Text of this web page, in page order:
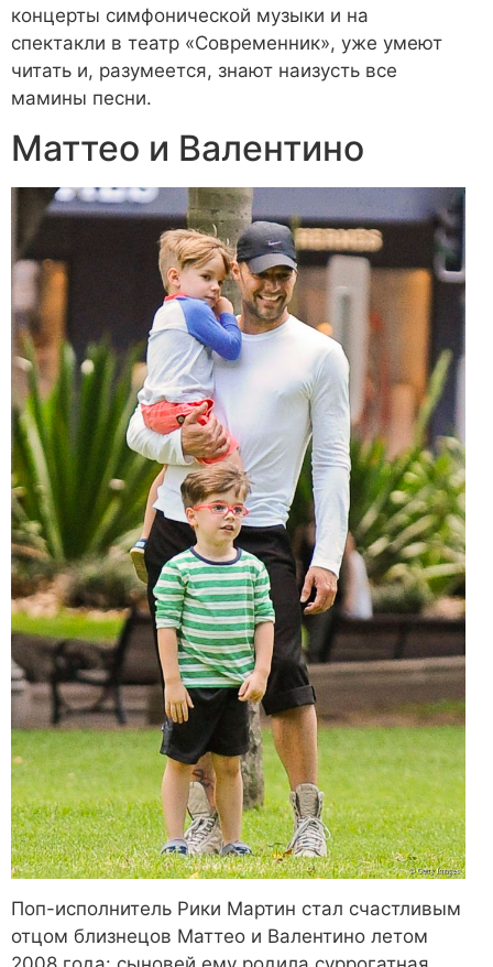
концерты симфонической музыки и на
спектакли в театр «Современник», уже умеют
читать и, разумеется, знают наизусть все
мамины песни.
Маттео и Валентино
Поп-исполнитель Рики Мартин стал счастливым
отцом близнецов Маттео и Валентино летом